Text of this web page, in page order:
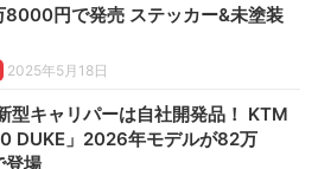
8000円で発売 ステッカー&未塗装
2025年5月18日
型キャリパーは自社開発品！ KTM
DUKE」2026年モデルが82万
場